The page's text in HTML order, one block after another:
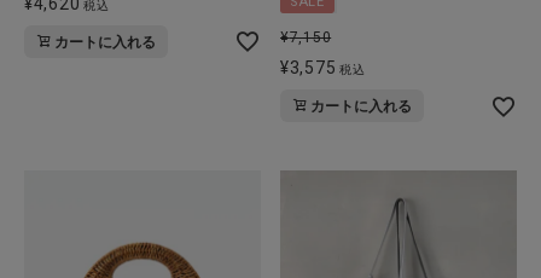
税込
カートに入れる ¥7,150
¥3,575 税込
カートに入れる